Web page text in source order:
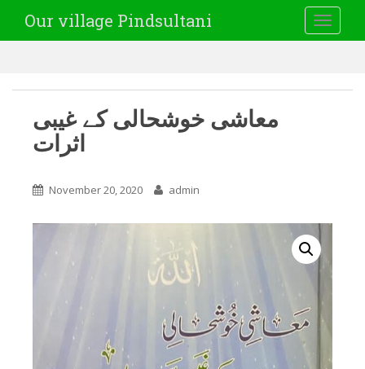
Our village Pindsultani
معاشی خوشحالی کے غیبی
اثرات
November 20, 2020 admin